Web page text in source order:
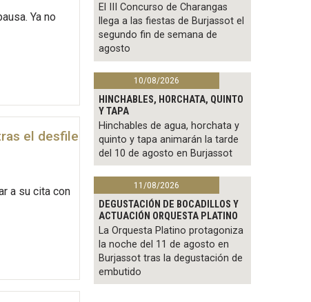
Ya no
el desfile
a su cita con
El III Concurso de Charangas
llega a las fiestas de Burjassot el
segundo fin de semana de
agosto
10/08/2026
HINCHABLES, HORCHATA, QUINTO
Y TAPA
Hinchables de agua, horchata y
quinto y tapa animarán la tarde
del 10 de agosto en Burjassot
11/08/2026
DEGUSTACIÓN DE BOCADILLOS Y
ACTUACIÓN ORQUESTA PLATINO
La Orquesta Platino protagoniza
la noche del 11 de agosto en
Burjassot tras la degustación de
embutido